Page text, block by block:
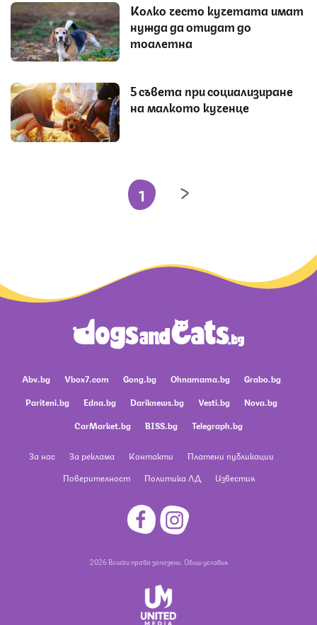
Колко често кучетата имат
нужда да отидат до
тоалетна
5 съвета при социализиране
на малкото кученце
1
Abv.bg Vbox7.com Gong.bg Ohnamama.bg
Grabo.bg
Pariteni.bg
Edna.bg Dariknews.bg Vesti.bg
Nova.bg
CarMarket.bg
BISS.bg Telegraph.bg
За нас За реклама Контакти
Платени публикации
Поверителност
Политика ЛД Известия
2026 Всички права запазени. Общи условия